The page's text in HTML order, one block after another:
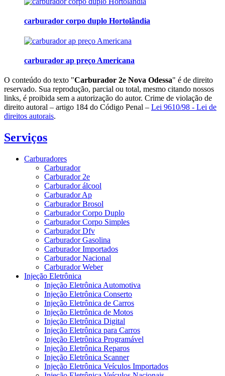
carburador corpo duplo Hortolândia
carburador ap preço Americana
O conteúdo do texto "Carburador 2e Nova Odessa" é de direito
reservado. Sua reprodução, parcial ou total, mesmo citando nossos
links, é proibida sem a autorização do autor. Crime de violação de
direito autoral – artigo 184 do Código Penal – Lei 9610/98 - Lei de
direitos autorais.
Serviços
Carburadores
Carburador
Carburador 2e
Carburador álcool
Carburador Ap
Carburador Brosol
Carburador Corpo Duplo
Carburador Corpo Simples
Carburador Dfv
Carburador Gasolina
Carburador Importados
Carburador Nacional
Carburador Weber
Injeção Eletrônica
Injeção Eletrônica Automotiva
Injeção Eletrônica Conserto
Injeção Eletrônica de Carros
Injeção Eletrônica de Motos
Injeção Eletrônica Digital
Injeção Eletrônica para Carros
Injeção Eletrônica Programável
Injeção Eletrônica Reparos
Injeção Eletrônica Scanner
Injeção Eletrônica Veículos Importados